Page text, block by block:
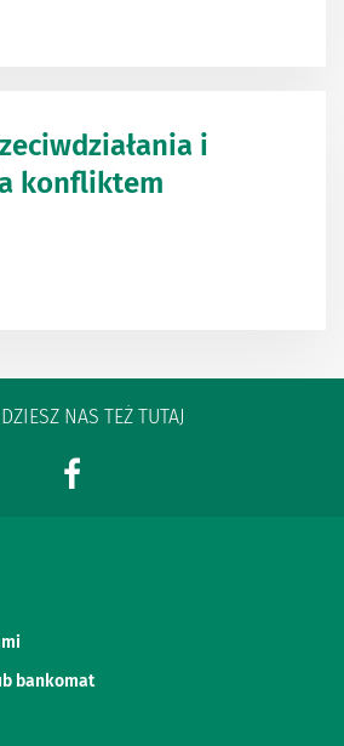
i
konfliktem
NAS TEŻ TUTAJ
bankomat